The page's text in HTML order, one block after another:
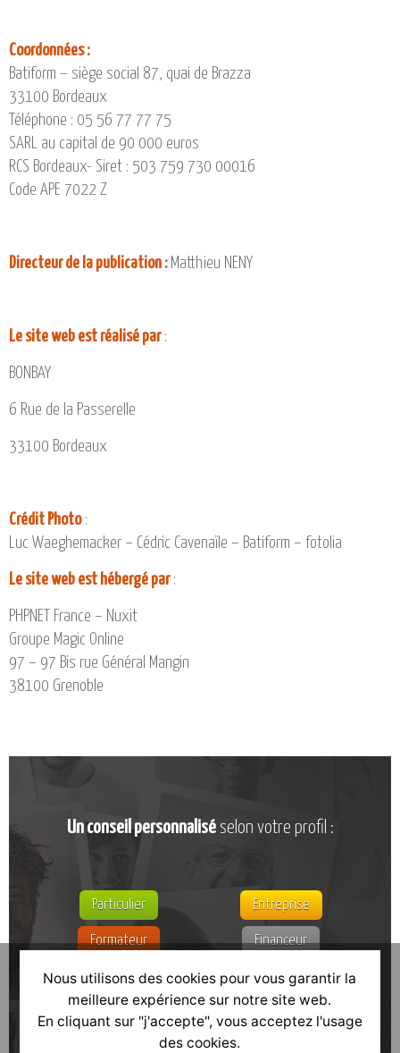
NOS PERFECTIONNEMENTS PAR MÉTIER
INSCRIPTIONS
AGENDA
Coordonnées :
Batiform – siège social 87, quai de Brazza
33100 Bordeaux
Téléphone : 05 56 77 77 75
SARL au capital de 90 000 euros
RCS Bordeaux- Siret : 503 759 730 00016
Code APE 7022 Z
Directeur de la publication :Matthieu NENY
Le site web est réalisé par:
BONBAY
6 Rue de la Passerelle
33100 Bordeaux
Crédit Photo:
Luc Waeghemacker – Cédric Cavenaïle – Batiform – fotolia
Le site web est hébergé par:
PHPNET France – Nuxit
Groupe Magic Online
97 – 97 Bis rue Général Mangin
38100 Grenoble
Un conseil personnaliséselon votre profil :
Particulier Entreprise
Formateur Financeur
En savoir plus
Nous utilisons des cookies pour vous garantir la
meilleure expérience sur notre site web.
En cliquant sur "j'accepte", vous acceptez l'usage
des cookies.